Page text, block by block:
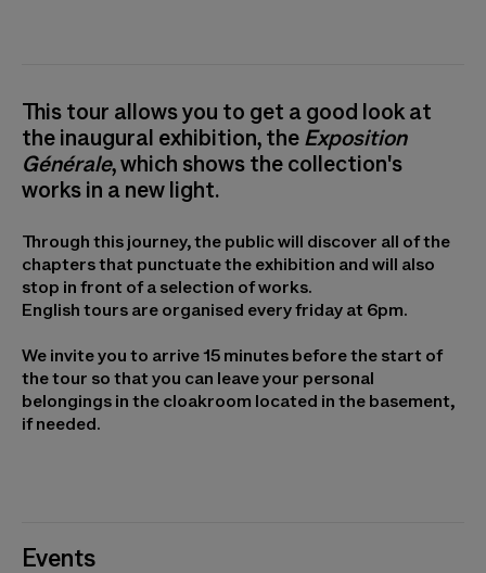
This tour allows you to get a good look at
the inaugural exhibition, the Exposition
Générale, which shows the collection's
works in a new light.
Through this journey, the public will discover all of the
chapters that punctuate the exhibition and will also
stop in front of a selection of works.
English tours are organised every friday at 6pm.
We invite you to arrive 15 minutes before the start of
the tour so that you can leave your personal
belongings in the cloakroom located in the basement,
if needed.
Events